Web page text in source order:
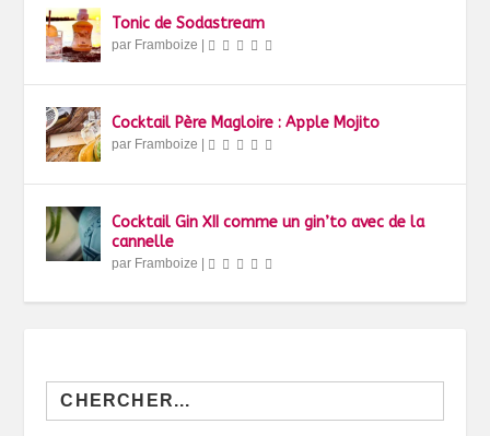
Tonic de Sodastream
par Framboize |
Cocktail Père Magloire : Apple Mojito
par Framboize |
Cocktail Gin XII comme un gin’to avec de la
cannelle
par Framboize |
Search
for: